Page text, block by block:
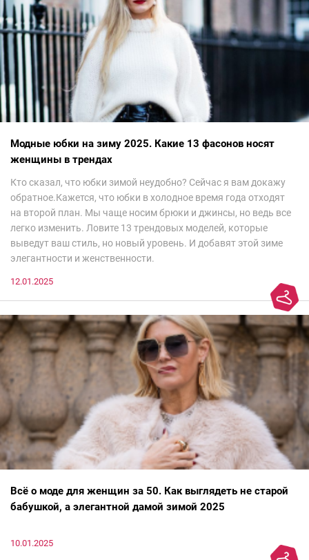
Модные юбки на зиму 2025. Какие 13 фасонов носят
женщины в трендах
Кто сказал, что юбки зимой неудобно? Сейчас я вам докажу
обратное.Кажется, что юбки в холодное время года отходят
на второй план. Мы чаще носим брюки и джинсы, но ведь все
легко изменить. Ловите 13 трендовых моделей, которые
выведут ваш стиль, но новый уровень. И добавят этой зиме
элегантности и женственности.
12.01.2025
Всё о моде для женщин за 50. Как выглядеть не старой
бабушкой, а элегантной дамой зимой 2025
10.01.2025